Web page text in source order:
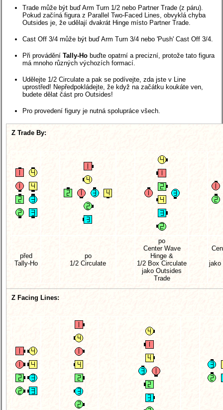
Trade může být buď Arm Turn 1/2 nebo Partner Trade (z páru).
Pokud začíná figura z Parallel Two-Faced Lines, obvyklá chyba
Outsides je, že udělají dvakrát Hinge místo Partner Trade.
Cast Off 3/4 může být buď Arm Turn 3/4 nebo 'Push' Cast Off 3/4.
Při provádění Tally-Ho buďte opatrní a precizní, protože tato figura
má mnoho různých výchozích formací.
Udělejte 1/2 Circulate a pak se podívejte, zda jste v Line
uprostřed! Nepředpokládejte, že když na začátku koukáte ven,
budete dělat část pro Outsides!
Pro provedení figury je nutná spolupráce všech.
Z Trade By:
před
Tally-Ho
po
1/2 Circulate
po
Center Wave
Hinge &
1/2 Box Circulate
jako Outsides
Trade
jako
Z Facing Lines: